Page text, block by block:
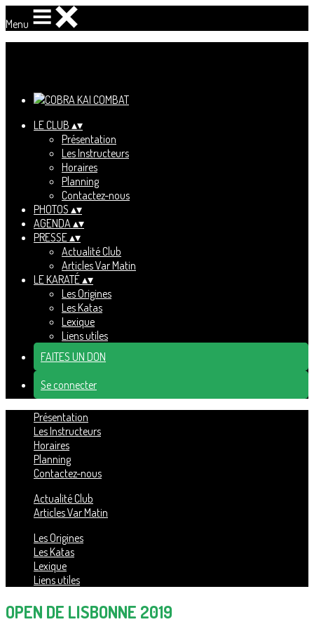
Menu
LE CLUB ▴▾
Présentation
Les Instructeurs
Horaires
Planning
Contactez-nous
PHOTOS ▴▾
AGENDA▴▾
PRESSE▴▾
Actualité Club
Articles Var Matin
LE KARATÉ▴▾
Les Origines
Les Katas
Lexique
Liens utiles
FAITES UN DON
Se connecter
Présentation
Les Instructeurs
Horaires
Planning
Contactez-nous
Actualité Club
Articles Var Matin
Les Origines
Les Katas
Lexique
Liens utiles
OPEN DE LISBONNE 2019